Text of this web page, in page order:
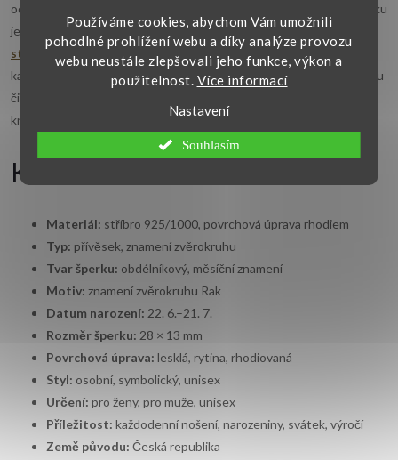
Používáme cookies, abychom Vám umožnili
pohodlné prohlížení webu a díky analýze provozu
webu neustále zlepšovali jeho funkce, výkon a
použitelnost. Více informací
Nastavení
Souhlasím
odpovídá období narození od 22. 6. do 21. 7. Celkový rozměr přívěsku
je 28 × 13 mm, takže se dobře hodí na jemnější i středně silný
stříbrný řetízek
. Unisex provedení je vhodné pro ženy i muže ke
každodennímu nošení nebo jako osobní dárek k narozeninám, svátku
či výročí. Šperk je vyrobený v České republice a dodáváme jej v
krabičce zdarma.
Klíčové vlastnosti
Materiál: stříbro 925/1000, povrchová úprava rhodiem
Typ: přívěsek, znamení zvěrokruhu
Tvar šperku: obdélníkový, měsíční znamení
Motiv: znamení zvěrokruhu Rak
Datum narození: 22. 6.–21. 7.
Rozměr šperku: 28 × 13 mm
Povrchová úprava: lesklá, rytina, rhodiovaná
Styl: osobní, symbolický, unisex
Určení: pro ženy, pro muže, unisex
Příležitost: každodenní nošení, narozeniny, svátek, výročí
Země původu: Česká republika